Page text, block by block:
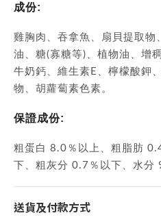
成份:
雞胸肉、吞拿魚、扇貝提取物
油、糖(寡糖等)、植物油、增
牛奶鈣、維生素E、檸檬酸鉀
物、胡蘿蔔素色素。
保證成份:
粗蛋白 8.0％以上、粗脂肪
下、粗灰分 0.7％以下、水分
送貨及付款方式